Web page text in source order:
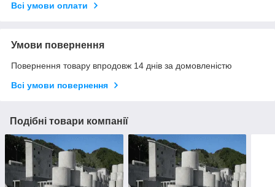
Всі умови оплати
Умови повернення
Повернення товару впродовж 14 днів за домовленістю
Всі умови повернення
Подібні товари компанії